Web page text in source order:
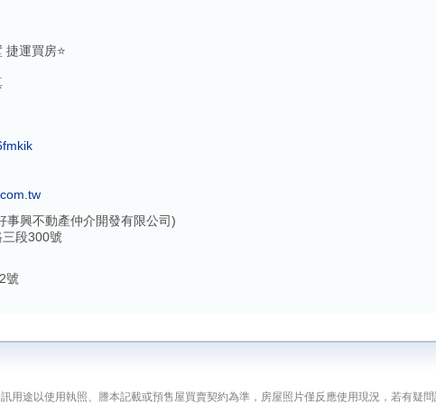
捷運買房⭐️
事興不動產仲介開發有限公司)
段300號
號
用途以使用執照、謄本記載或預售屋買賣契約為準，房屋照片僅反應使用現況，若有疑問